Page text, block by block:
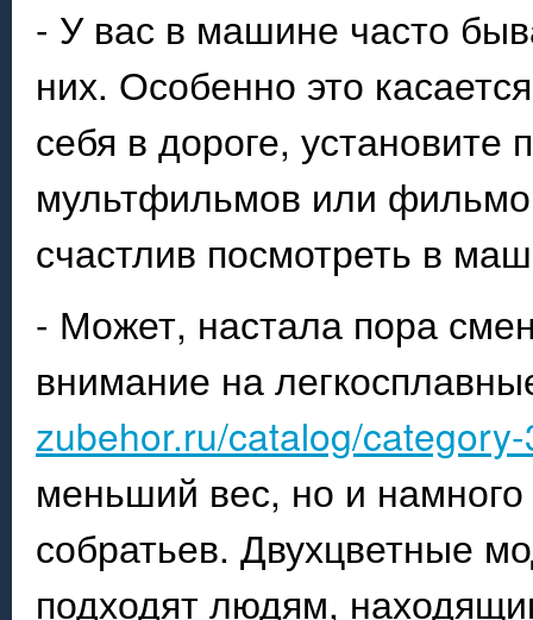
- У вас в машине часто
них. Особенно это
себя в дороге, установите
мультфильмов или
счастлив посмотреть в
- Может, настала пора
внимание на
zubehor.ru/catalog/
меньший вес, но и намного
собратьев. Двухцветные
подходят людям,